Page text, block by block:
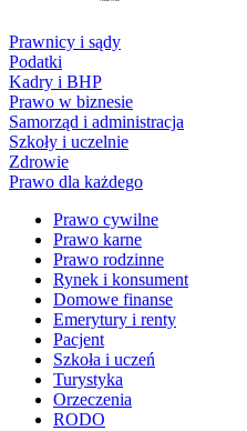
Prawnicy i sądy
Podatki
Kadry i BHP
Prawo w biznesie
Samorząd i administracja
Szkoły i uczelnie
Zdrowie
Prawo dla każdego
Prawo cywilne
Prawo karne
Prawo rodzinne
Rynek i konsument
Domowe finanse
Emerytury i renty
Pacjent
Szkoła i uczeń
Turystyka
Orzeczenia
RODO